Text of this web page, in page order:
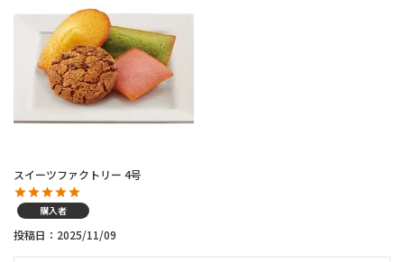
スイーツファクトリー 4号
購入者
投稿日 2025/11/09